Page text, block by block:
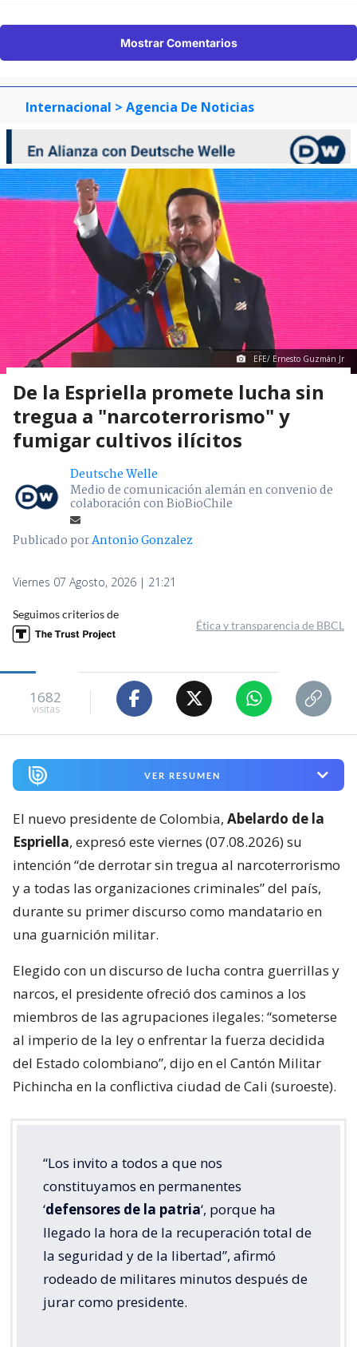
Mostrar Comentarios
Internacional > Agencia De Noticias
EFE/ Ernesto Guzmán Jr
De la Espriella promete lucha sin
tregua a "narcoterrorismo" y
fumigar cultivos ilícitos
Deutsche Welle
Medio de comunicación alemán en convenio de
colaboración con BioBioChile
Publicado porAntonio Gonzalez
Viernes 07 Agosto, 2026 | 21:21
Seguimos criterios de
Ética y transparencia de BBCL
1682
visitas
VER RESUMEN
El nuevo presidente de Colombia, Abelardo de la
Espriella, expresó este viernes (07.08.2026) su
intención “de derrotar sin tregua al narcoterrorismo
y a todas las organizaciones criminales” del país,
durante su primer discurso como mandatario en
una guarnición militar.
Elegido con un discurso de lucha contra guerrillas y
narcos, el presidente ofreció dos caminos a los
miembros de las agrupaciones ilegales: “someterse
al imperio de la ley o enfrentar la fuerza decidida
del Estado colombiano”, dijo en el Cantón Militar
Pichincha en la conflictiva ciudad de Cali (suroeste).
“Los invito a todos a que nos
constituyamos en permanentes
‘defensores de la patria‘, porque ha
llegado la hora de la recuperación total de
la seguridad y de la libertad”, afirmó
rodeado de militares minutos después de
jurar como presidente.